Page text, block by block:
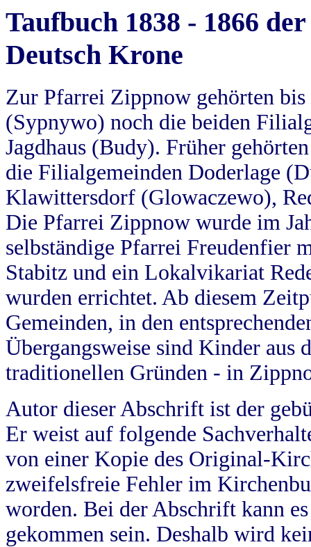
Taufbuch 1838 - 1866
Deutsch Krone
Zur Pfarrei Zippnow gehörten
(Sypnywo) noch die beiden
Jagdhaus (Budy). Früher
die Filialgemeinden Doderlage
Klawittersdorf (Glowaczewo),
Die Pfarrei Zippnow wurde im
selbständige Pfarrei Freudenfier
Stabitz und ein Lokalvikariat
wurden errichtet. Ab diesem
Gemeinden, in den
Übergangsweise sind Kinder aus
traditionellen Gründen - in
Autor dieser Abschrift ist der
Er weist auf folgende
von einer Kopie des Original-
zweifelsfreie Fehler im
worden. Bei der Abschrift kann
gekommen sein. Deshalb wird